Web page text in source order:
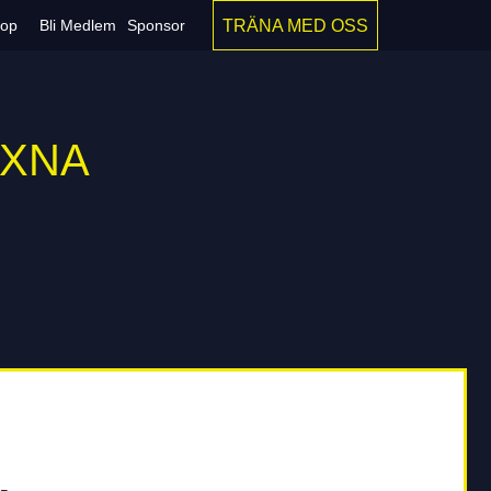
Bli Medlem Sponsor TRÄNA MED OSS